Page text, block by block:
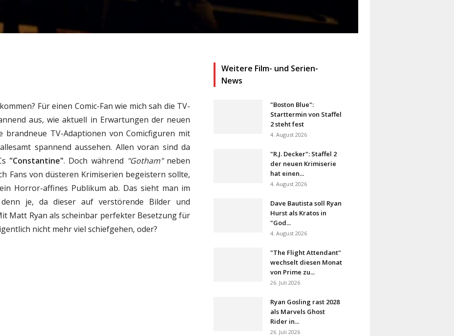
Für einen Comic-Fan wie mich sah die TV-
aus, wie aktuell in Erwartungen der neuen
brandneue TV-Adaptionen von Comicfiguren mit
spannend aussehen. Allen voran sind da
"Constantine". Doch während "Gotham"neben
Fans von düsteren Krimiserien begeistern sollte,
Horror-affines Publikum ab. Das sieht man im
je, da dieser auf verstörende Bilder und
Matt Ryan als scheinbar perfekter Besetzung für
nicht mehr viel schiefgehen, oder?
Weitere Film- und Serien-
News
"Boston Blue":
Starttermin von Staffel
2 steht fest
4. August 2026
"R.J. Decker": Staffel 2
der neuen Krimiserie
hat einen...
4. August 2026
Dave Bautista soll Ryan
Hurst als Kratos in
"God...
4. August 2026
"The Flight Attendant"
wechselt diesen Monat
von Prime zu...
26. Juli 2026
Ryan Gosling rast 2028
als Marvels Ghost
Rider in...
26. Juli 2026